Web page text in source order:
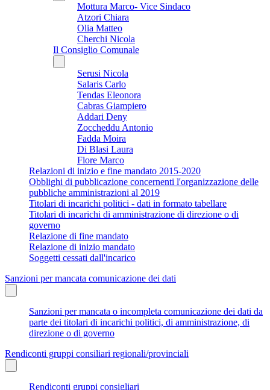
Mottura Marco- Vice Sindaco
Atzori Chiara
Olia Matteo
Cherchi Nicola
Il Consiglio Comunale
Serusi Nicola
Salaris Carlo
Tendas Eleonora
Cabras Giampiero
Addari Deny
Zoccheddu Antonio
Fadda Moira
Di Blasi Laura
Flore Marco
Relazioni di inizio e fine mandato 2015-2020
Obblighi di pubblicazione concernenti l'organizzazione delle
pubbliche amministrazioni al 2019
Titolari di incarichi politici - dati in formato tabellare
Titolari di incarichi di amministrazione di direzione o di
governo
Relazione di fine mandato
Relazione di inizio mandato
Soggetti cessati dall'incarico
Sanzioni per mancata comunicazione dei dati
Sanzioni per mancata o incompleta comunicazione dei dati da
parte dei titolari di incarichi politici, di amministrazione, di
direzione o di governo
Rendiconti gruppi consiliari regionali/provinciali
Rendiconti gruppi consigliari